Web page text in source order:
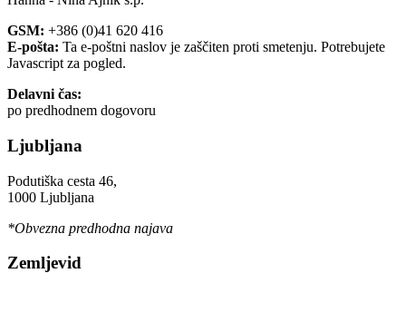
GSM: +386 (0)41 620 416
E-pošta: Ta e-poštni naslov je zaščiten proti smetenju. Potrebujete
Javascript za pogled.
Delavni čas:
po predhodnem dogovoru
Ljubljana
Podutiška cesta 46,
1000 Ljubljana
*Obvezna predhodna najava
Zemljevid